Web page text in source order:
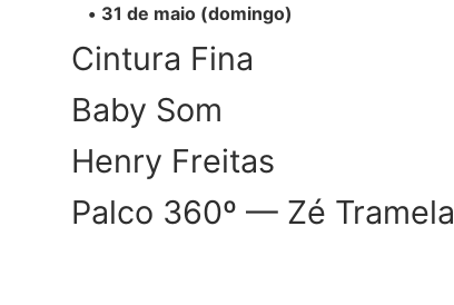
31 de maio (domingo)
Cintura Fina
Baby Som
Henry Freitas
Palco 360º — Zé Tramela